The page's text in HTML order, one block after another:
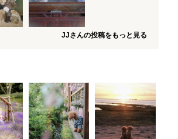
JJさんの投稿をもっと見る